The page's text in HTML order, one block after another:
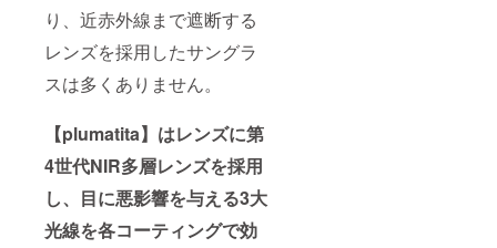
り、近赤外線まで遮断する
レンズを採用したサングラ
スは多くありません。
【plumatita】はレンズに第
4世代NIR多層レンズを採用
し、目に悪影響を与える3大
光線を各コーティングで効